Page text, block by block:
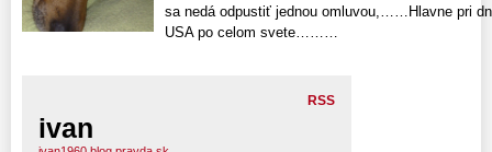
sa nedá odpustiť jednou omluvou,……Hlavne pri
USA po celom svete………
RSS
ivan